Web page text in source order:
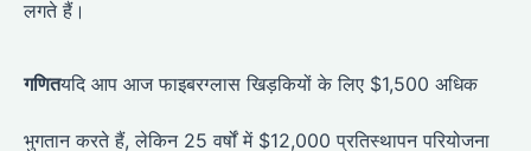
लगते हैं।
गणितयदि आप आज फाइबरग्लास खिड़कियों के लिए $1,500 अधिक
भुगतान करते हैं, लेकिन 25 वर्षों में $12,000 प्रतिस्थापन परियोजना